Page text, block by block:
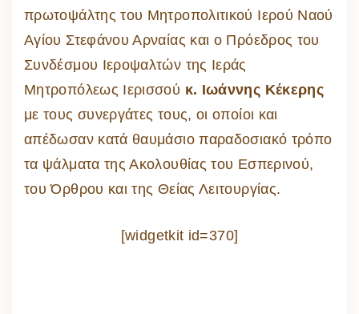
πρωτοψάλτης του Μητροπολιτικού Ιερού Ναού
Αγίου Στεφάνου Αρναίας και ο Πρόεδρος του
Συνδέσμου Ιεροψαλτών της Ιεράς
Μητροπόλεως Ιερισσού κ. Ιωάννης Κέκερης
με τους συνεργάτες τους, οι οποίοι και
απέδωσαν κατά θαυμάσιο παραδοσιακό τρόπο
τα ψάλματα της Ακολουθίας του Εσπερινού,
του Όρθρου και της Θείας Λειτουργίας.
[widgetkit id=370]